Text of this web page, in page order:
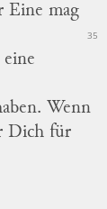
Eine mag
35
Wenn
Dich für